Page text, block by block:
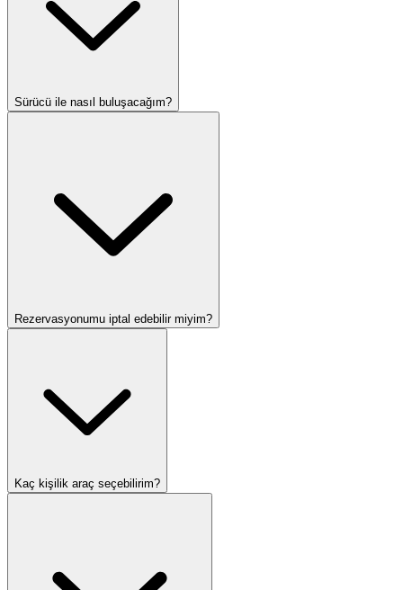
Sürücü ile nasıl buluşacağım?
Rezervasyonumu iptal edebilir miyim?
Kaç kişilik araç seçebilirim?